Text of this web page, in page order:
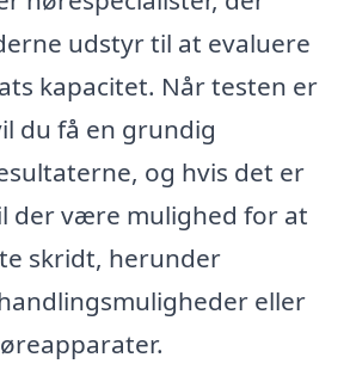
udstyr til at evaluere
kapacitet. Når testen er
du få en grundig
og hvis det er
der være mulighed for at
skridt, herunder
eller